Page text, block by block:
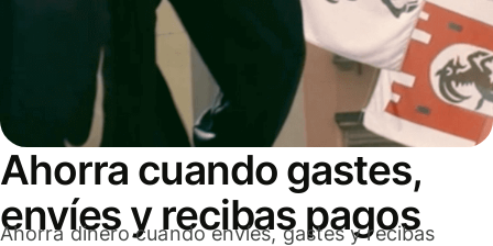
Ahorra cuando gastes,
envíes y recibas pagos
Ahorra dinero cuando envíes, gastes y recibas